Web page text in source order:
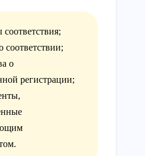
соответствии;
о
регистрации;